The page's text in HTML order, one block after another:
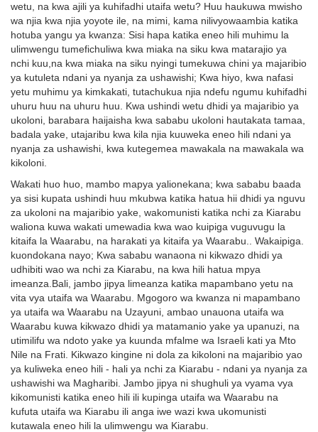
wetu, na kwa ajili ya kuhifadhi utaifa wetu? Huu haukuwa mwisho
wa njia kwa njia yoyote ile, na mimi, kama nilivyowaambia katika
hotuba yangu ya kwanza: Sisi hapa katika eneo hili muhimu la
ulimwengu tumefichuliwa kwa miaka na siku kwa matarajio ya
nchi kuu,na kwa miaka na siku nyingi tumekuwa chini ya majaribio
ya kutuleta ndani ya nyanja za ushawishi; Kwa hiyo, kwa nafasi
yetu muhimu ya kimkakati, tutachukua njia ndefu ngumu kuhifadhi
uhuru huu na uhuru huu. Kwa ushindi wetu dhidi ya majaribio ya
ukoloni, barabara haijaisha kwa sababu ukoloni hautakata tamaa,
badala yake, utajaribu kwa kila njia kuuweka eneo hili ndani ya
nyanja za ushawishi, kwa kutegemea mawakala na mawakala wa
kikoloni.
Wakati huo huo, mambo mapya yalionekana; kwa sababu baada
ya sisi kupata ushindi huu mkubwa katika hatua hii dhidi ya nguvu
za ukoloni na majaribio yake, wakomunisti katika nchi za Kiarabu
waliona kuwa wakati umewadia kwa wao kuipiga vuguvugu la
kitaifa la Waarabu, na harakati ya kitaifa ya Waarabu.. Wakaipiga.
kuondokana nayo; Kwa sababu wanaona ni kikwazo dhidi ya
udhibiti wao wa nchi za Kiarabu, na kwa hili hatua mpya
imeanza.Bali, jambo jipya limeanza katika mapambano yetu na
vita vya utaifa wa Waarabu. Mgogoro wa kwanza ni mapambano
ya utaifa wa Waarabu na Uzayuni, ambao unauona utaifa wa
Waarabu kuwa kikwazo dhidi ya matamanio yake ya upanuzi, na
utimilifu wa ndoto yake ya kuunda mfalme wa Israeli kati ya Mto
Nile na Frati. Kikwazo kingine ni dola za kikoloni na majaribio yao
ya kuliweka eneo hili - hali ya nchi za Kiarabu - ndani ya nyanja za
ushawishi wa Magharibi. Jambo jipya ni shughuli ya vyama vya
kikomunisti katika eneo hili ili kupinga utaifa wa Waarabu na
kufuta utaifa wa Kiarabu ili anga iwe wazi kwa ukomunisti
kutawala eneo hili la ulimwengu wa Kiarabu.